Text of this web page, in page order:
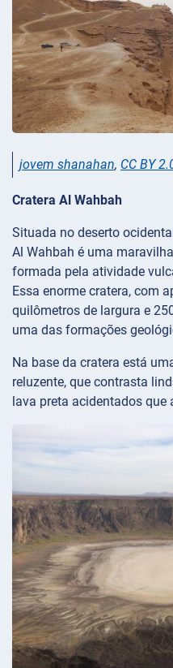
jovem shanahan, CC BY
Cratera Al Wahbah
Situada no deserto
Al Wahbah é uma
formada pela atividade
Essa enorme cratera, com
quilômetros de largura e
uma das formações
Na base da cratera está
reluzente, que contrasta
lava preta acidentados que